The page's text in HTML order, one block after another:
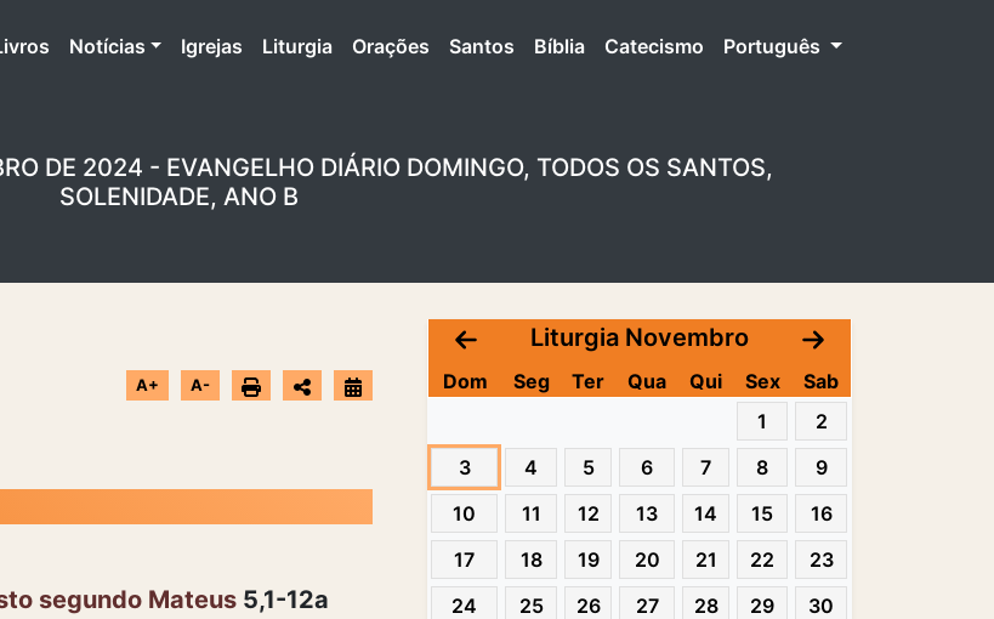
Notícias Igrejas Liturgia Orações Santos Bíblia Catecismo Português
DE 2024 - EVANGELHO DIÁRIO DOMINGO, TODOS OS SANTOS,
SOLENIDADE, ANO B
A+ A-
segundo Mateus 5,1-12a
Liturgia Novembro
Dom Seg Ter Qua Qui Sex
Sab
1
2
3
4 5 6 7 8
9
10
11 12 13 14 15
16
17
18 19 20 21 22
23
24
25 26 27 28 29 30